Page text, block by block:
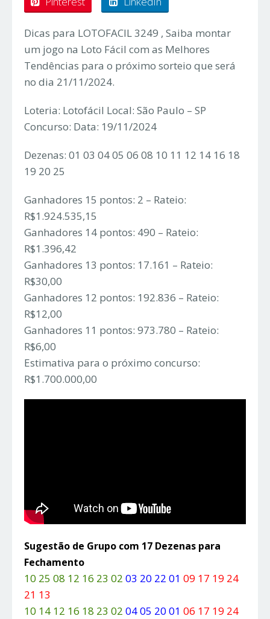
Dicas para LOTOFACIL 3249 , Saiba montar
um jogo na Loto Fácil com as Melhores
Tendências para o próximo sorteio que será
no dia 21/11/2024.
Loteria: Lotofácil Local: São Paulo – SP
Concurso: Data: 19/11/2024
Dezenas: 01 03 04 05 06 08 10 11 12 14 16 18
19 20 25
Ganhadores 15 pontos: 2 – Rateio:
R$1.924.535,15
Ganhadores 14 pontos: 490 – Rateio:
R$1.396,42
Ganhadores 13 pontos: 17.161 – Rateio:
R$30,00
Ganhadores 12 pontos: 192.836 – Rateio:
R$12,00
Ganhadores 11 pontos: 973.780 – Rateio:
R$6,00
Estimativa para o próximo concurso:
R$1.700.000,00
Sugestão de Grupo com 17 Dezenas para
Fechamento
10 25 08 12 16 23 02 03 20 22 01 09 17 19 24
21 13
10 14 12 16 18 23 02 04 05 20 01 06 17 19 24